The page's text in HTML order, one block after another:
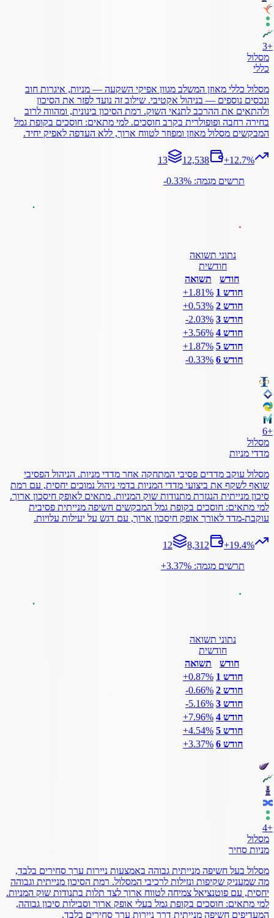
+
3
מסלול
כללי
מסלול כללי מאוזן המשלב מגוון אפיקי השקעה — מניות, איגרות חוב
ונכסים נוספים — בניהול אקטיבי. שילוב זה נועד לפזר את הסיכון
ולהתאים את ההרכב לתנאי השוק. רמת הסיכון בינונית, ומהווה לרוב
בחירה רחבה ופופולרית בקרב חוסכים. למי מתאים: חוסכים בקופת גמל
המבקשים מסלול מאוזן ומפוזר לטווח ארוך, ללא העדפה לאפיק יחיד.
+12.7%
12,538
13
תרשים מגמה: ‎-0.33%
נתוני תשואה
חודשית
חודש
תשואה
חודש 1
‎+1.81%
חודש 2
‎+0.53%
חודש 3
‎-2.03%
חודש 4
‎+3.56%
חודש 5
‎+1.87%
חודש 6
‎-0.33%
+
6
מסלול
מדדי מניות
מסלול עוקב מדדים פסיבי המתחקה אחר מדדי מניות. הניהול הפסיבי
שואף לשקף את ביצועי מדדי המניות בדמי ניהול נמוכים יחסית, עם רמת
סיכון מנייתית הנגזרת מתנודות שוק המניות. מתאים לאופק חיסכון ארוך.
למי מתאים: חוסכים בקופת גמל המבקשים חשיפה מנייתית פסיבית
עוקבת-מדד לאורך אופק חיסכון ארוך, עם דגש על יעילות עלויות.
+19.4%
8,312
12
תרשים מגמה: ‎+3.37%
נתוני תשואה
חודשית
חודש
תשואה
חודש 1
‎+0.87%
חודש 2
‎-0.66%
חודש 3
‎-5.16%
חודש 4
‎+7.96%
חודש 5
‎+4.54%
חודש 6
‎+3.37%
+
4
מסלול
מניות סחיר
מסלול בעל חשיפה מנייתית גבוהה באמצעות ניירות ערך סחירים בלבד,
מה שמעניק שקיפות ונזילות לרכיבי המסלול. רמת הסיכון מנייתית וגבוהה
יחסית, עם פוטנציאל צמיחה לטווח ארוך לצד תלות בתנודות שוק המניות.
למי מתאים: חוסכים בקופת גמל בעלי אופק ארוך וסבילות סיכון גבוהה,
המעדיפים חשיפה מנייתית דרך ניירות ערך סחירים בלבד.